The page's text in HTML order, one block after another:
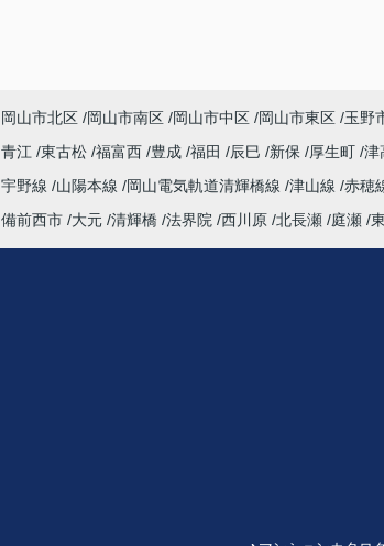
岡山市北区 岡山市南区 岡山市中区 岡山市東区 玉野
青江 東古松 福富西 豊成 福田 辰巳 新保 厚生町 津
宇野線 山陽本線 岡山電気軌道清輝橋線 津山線 赤穂
備前西市 大元 清輝橋 法界院 西川原 北長瀬 庭瀬